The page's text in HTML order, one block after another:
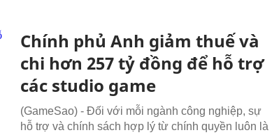
Chính phủ Anh giảm thuế và
chi hơn 257 tỷ đồng để hỗ trợ
các studio game
(GameSao) - Đối với mỗi ngành công nghiệp, sự
hỗ trợ và chính sách hợp lý từ chính quyền luôn là